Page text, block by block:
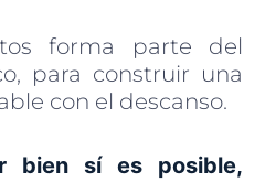
forma parte del
para construir una
con el descanso.
bien sí es posible,